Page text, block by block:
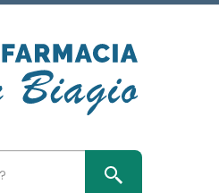
Cerca Prodotto